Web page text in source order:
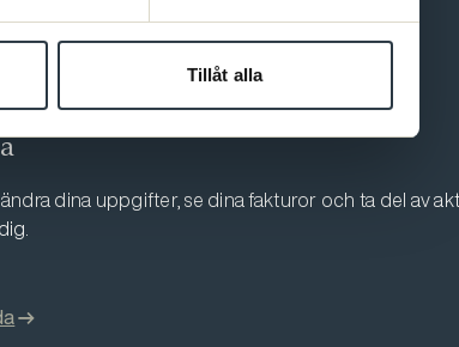
Tillåt alla
400
ändra dina uppgifter, se dina fakturor och ta del av